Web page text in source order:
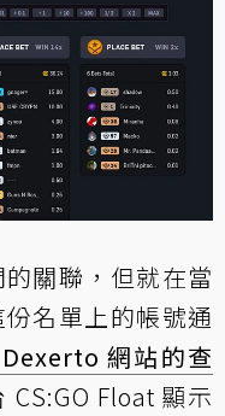
關聯，但就在當
名單上的帳號通
網站的查
CS:GO Float 顯示